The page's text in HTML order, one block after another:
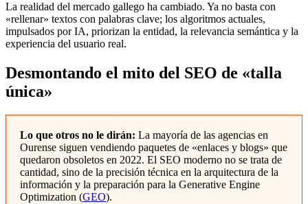
La realidad del mercado gallego ha cambiado. Ya no basta con
«rellenar» textos con palabras clave; los algoritmos actuales,
impulsados por IA, priorizan la entidad, la relevancia semántica y la
experiencia del usuario real.
Desmontando el mito del SEO de «talla
única»
Lo que otros no le dirán: La mayoría de las agencias en
Ourense siguen vendiendo paquetes de «enlaces y blogs» que
quedaron obsoletos en 2022. El SEO moderno no se trata de
cantidad, sino de la precisión técnica en la arquitectura de la
información y la preparación para la Generative Engine
Optimization (GEO).